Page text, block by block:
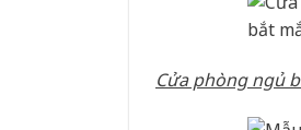
Cửa phòng ngủ